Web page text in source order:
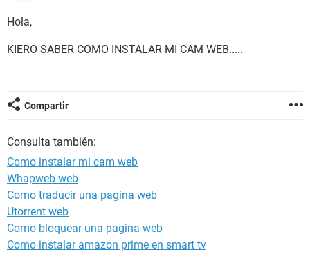
Hola,
KIERO SABER COMO INSTALAR MI CAM WEB.....
Compartir
Consulta también:
Como instalar mi cam web
Whapweb web
Como traducir una pagina web
Utorrent web
Como bloquear una pagina web
Como instalar amazon prime en smart tv